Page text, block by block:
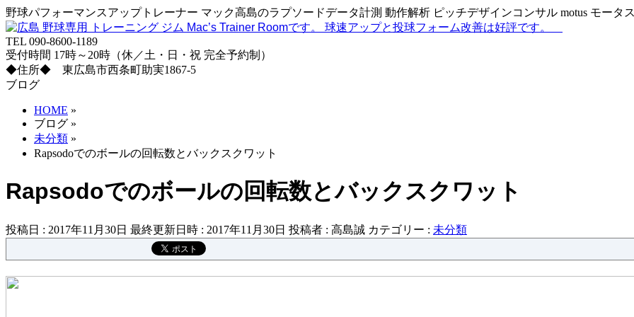
野球パフォーマンスアップトレーナー マック高島のラプソードデータ計測 動作解析 ピッチデザインコンサル motus モー
TEL 090-8600-1189
受付時間 17時～20時（休／土・日・祝 完全予約制）
◆住所◆ 東広島市西条町助実1867-5
ブログ
HOME »
ブログ »
未分類 »
Rapsodoでのボールの回転数とバックスクワット
Rapsodoでのボールの回転数とバックスクワット
投稿日 : 2017年11月30日 最終更新日時 : 2017年11月30日 投稿者 : 高島誠 カテゴリー : 未分類